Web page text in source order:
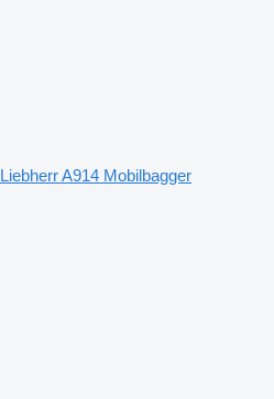
Liebherr A914 Mobilbagger